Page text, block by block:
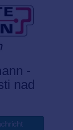
-
nad